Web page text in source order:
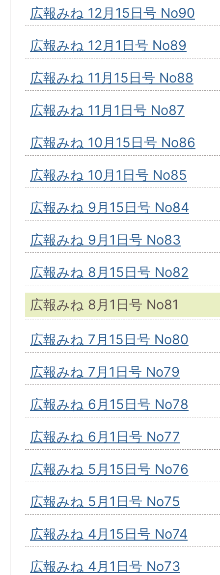
広報みね 12月15日号 No90
広報みね 12月1日号 No89
広報みね 11月15日号 No88
広報みね 11月1日号 No87
広報みね 10月15日号 No86
広報みね 10月1日号 No85
広報みね 9月15日号 No84
広報みね 9月1日号 No83
広報みね 8月15日号 No82
広報みね 8月1日号 No81
広報みね 7月15日号 No80
広報みね 7月1日号 No79
広報みね 6月15日号 No78
広報みね 6月1日号 No77
広報みね 5月15日号 No76
広報みね 5月1日号 No75
広報みね 4月15日号 No74
広報みね 4月1日号 No73